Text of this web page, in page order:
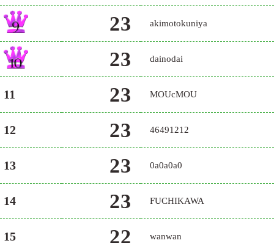
23 akimotokuniya
23 dainodai
11 23 MOUcMOU
12 23 46491212
13 23 0a0a0a0
14 23 FUCHIKAWA
15 22 wanwan